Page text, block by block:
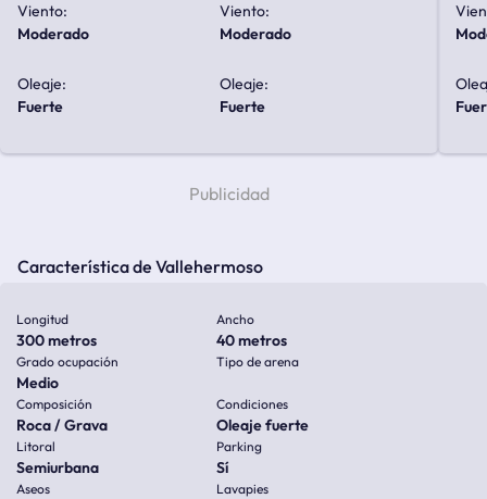
Viento:
moderado
Oleaje:
fuerte
Viento:
moderado
Oleaje:
fuerte
Característica de Vallehermoso
Longitud
300 metros
Ancho
40 metros
Grado ocupación
Medio
Tipo de arena
Composición
Roca / Grava
Condiciones
Oleaje fuerte
Litoral
Semiurbana
Parking
Sí
Aseos Lavapies